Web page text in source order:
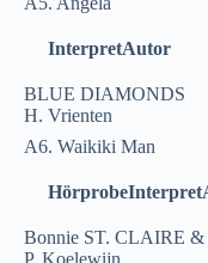
InterpretAutor
BLUE DIAMONDS
H. Vrienten
A6. Waikiki Man
HörprobeInterpret
Bonnie ST. CLAIRE
P. Koelewijn